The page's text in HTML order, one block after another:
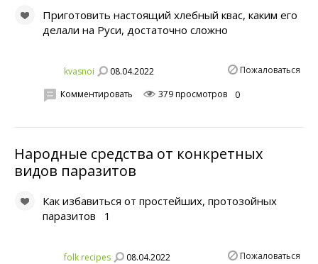
Приготовить настоящий хлебный квас, каким его
делали на Руси, достаточно сложно
kvasnoi 08.04.2022 Пожаловаться
Комментировать 379 просмотров 0
Народные средства от конкретных
видов паразитов
Как избавиться от простейших, протозойных
паразитов 1
folk recipes 08.04.2022 Пожаловаться